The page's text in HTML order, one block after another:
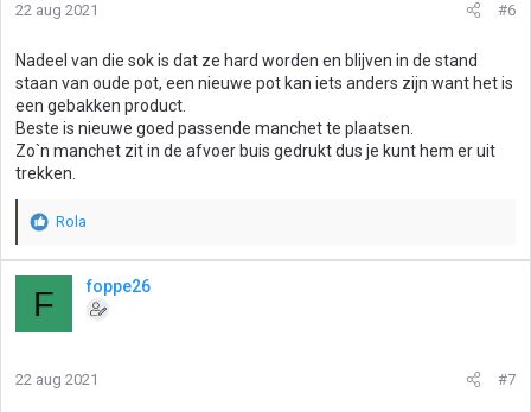
22 aug 2021 #6
Nadeel van die sok is dat ze hard worden en blijven in de stand
staan van oude pot, een nieuwe pot kan iets anders zijn want het is
een gebakken product.
Beste is nieuwe goed passende manchet te plaatsen.
Zo`n manchet zit in de afvoer buis gedrukt dus je kunt hem er uit
trekken.
W
a
d
e
i
Rola
F foppe26
22 aug 2021 #7